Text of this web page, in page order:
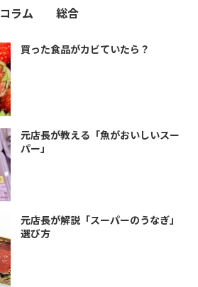
コラム 総合
買った食品がカビていたら？
元店長が教える「魚がおいしいスー
パー」
元店長が解説「スーパーのうなぎ」
選び方